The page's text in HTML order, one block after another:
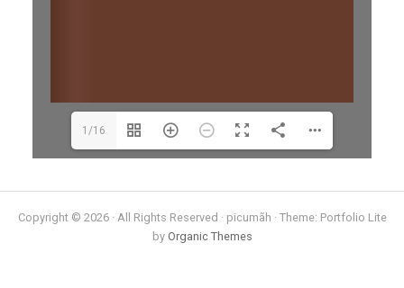
1/16
Copyright © 2026 · All Rights Reserved · picumãh · Theme: Portfolio Lite
by Organic Themes